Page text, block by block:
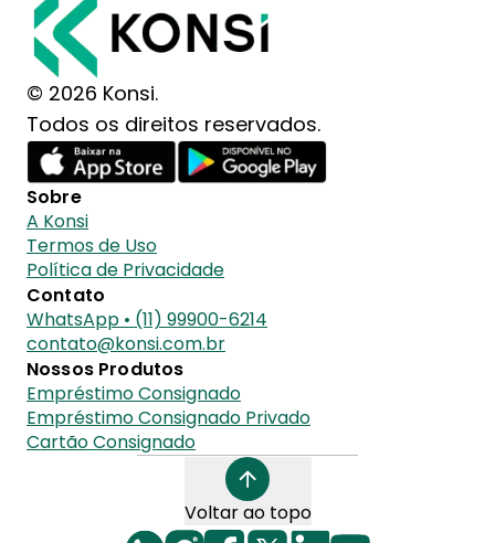
© 2026 Konsi.
Todos os direitos reservados.
Sobre
A Konsi
Termos de Uso
Política de Privacidade
Contato
WhatsApp • (11) 99900-6214
contato@konsi.com.br
Nossos Produtos
Empréstimo Consignado
Empréstimo Consignado Privado
Cartão Consignado
Voltar ao topo